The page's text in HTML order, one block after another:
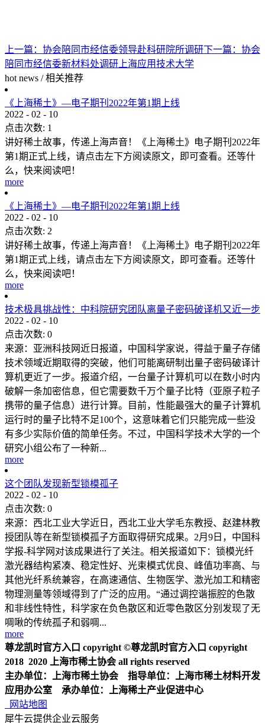
上一篇： 协会陪同市经信委领导赴科研院所调研下一篇： 协会
陪同市经信委新材料处调研上海应用技术大学
hot news / 相关推荐
《上海稀土》—电子期刊2022年第1期上线
2022 - 02 - 10
点击次数: 1
讲好稀土故事，传递上海声音！《上海稀土》电子期刊2022年
第1期正式上线，请点击左下方阅读原文，即可查看。还等什
么，快来阅读吧！
more
《上海稀土》—电子期刊2022年第1期上线
2022 - 02 - 10
点击次数: 2
讲好稀土故事，传递上海声音！《上海稀土》电子期刊2022年
第1期正式上线，请点击左下方阅读原文，即可查看。还等什
么，快来阅读吧！
more
技术极具挑战性：中科院研究团队离量子密码破译机又近一步
2022 - 02 - 10
点击次数: 0
来源：亚洲科技网近日报道，中国科学家说，得益于量子存储
技术领域近期取得的突破，他们可能离研制出量子密码破译计
算机更近了一步。报道介绍，一台量子计算机可以在数小时内
破解一条加密信息，但它需要数千万个量子比特（亚原子粒子
携带的量子信息）进行计算。目前，性能最强大的量子计算机
运行时的量子比特不足100个，这意味着它们只能完成一些没
有多少实际价值的简单任务。不过，中国科学技术大学的一个
研究小组公布了一种新...
more
这个团队发现新型锁模孤子
2022 - 02 - 10
点击次数: 0
来源：西北工业大学近日，西北工业大学毛东教授、赵建林教
授团队等在新型锁模孤子方面取得研究成果。2月9日，中国科
学报-科学网对该成果进行了关注。相关报道如下：锁模光纤
激光器结构紧凑、稳定性好、光束模式优良、峰值功率高、与
其他光纤系统兼容，在高速通信、生物医学、激光加工和精密
物理测量等领域得到了广泛的应用。“通过调控谐振腔的色散
和非线性特性，科学家在负色散区和近零色散区分别发现了无
啁啾的传统孤子和弱啁...
more
尊龙凯时官方入口 copyright ©尊龙凯时官方入口 copyright
2018 2020 上海市稀土协会 all rights reserved
主办单位：上海市稀土协会 指导单位：上海市稀土材料开发
应用办公室 承办单位：上海稀土产业促进中心
网站地图
犀牛云提供企业云服务